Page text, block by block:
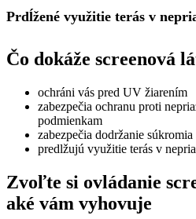
Prdĺžené využitie terás v
Čo dokáže screenová
ochráni vás pred UV žiarením
zabezpečia ochranu proti
podmienkam
zabezpečia dodržanie
predlžujú využitie terás v
Zvoľte si ovládanie
aké vám vyhovuje